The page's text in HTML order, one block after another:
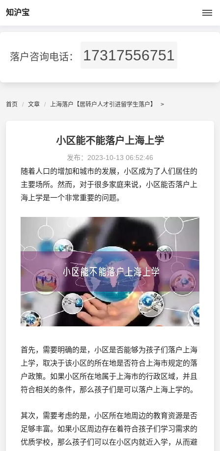
知沪宝
落户咨询电话： 17317556751
首页 文章 上海落户【居转户人才引进留学生落户】 >
小区能不能落户上海上学
发布： 2023-10-13 06:52:46
随着人口的增加和城市的发展，小区成为了人们居住的
主要场所。然而，对于很多家庭来说，小区能否落户上
海上学是一个非常重要的问题。
首先，需要明确的是，小区是否能够为孩子们落户上海
上学，取决于该小区的所在地是否符合上海市规定的落
户政策。如果小区所在地属于上海市的行政区域，并且
符合相关的条件，那么孩子们是可以落户上海上学的。
其次，需要考虑的是，小区所在地周边的教育资源是否
足够丰富。如果小区周边存在着符合孩子们学习需求的
优质学校，那么孩子们可以在小区内就近入学，从而避